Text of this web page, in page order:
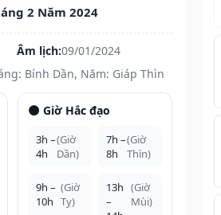
2 Năm 2024
Âm lịch:09/01/2024
Bính Dần, Năm: Giáp Thìn
🌑 Giờ Hắc đạo
3h –
4h
(Giờ
Dần)
7h –
8h
(Giờ
Thìn)
9h –
10h
(Giờ
Tỵ)
13h
–
(Giờ
Mùi)